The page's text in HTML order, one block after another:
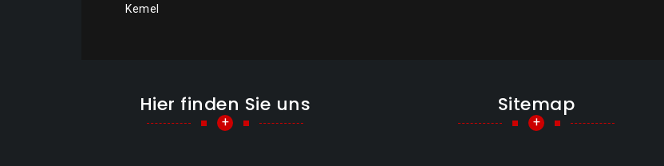
Kemel
Hier finden Sie uns
+
Sitemap
+